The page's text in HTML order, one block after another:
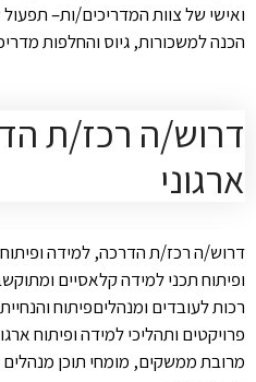
ואישי של צוות המדריכים/ות–
הכנה למשכורות, גיוס והחלפות
דרוש/ה רכז/ת
ארגוני
דרוש/ה רכז/ת הדרכה, למידה ופיתוח
ופיתוח תכני למידה קלאסיים
רכות לעובדים ומנהליםפיתוח
פרויקטים ותהליכי למידה ופיתוח